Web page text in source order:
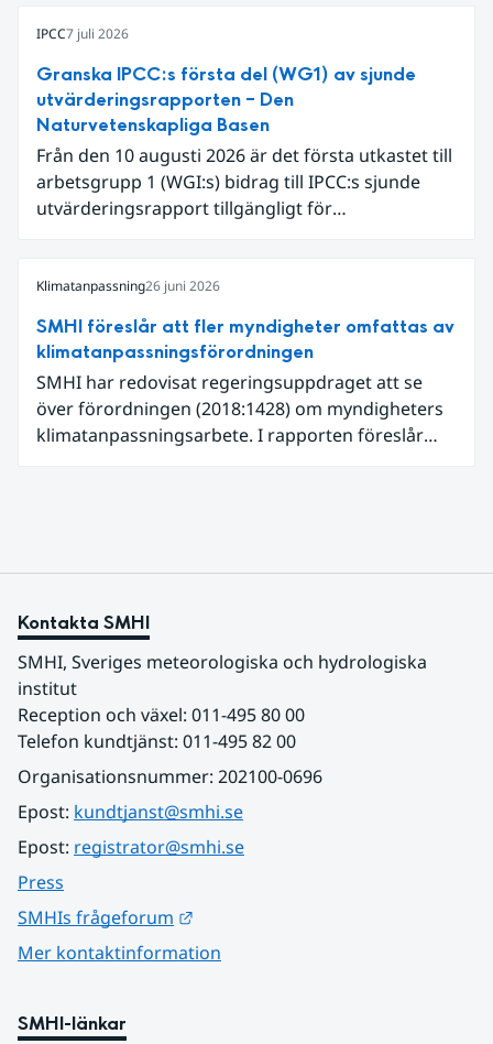
begränsar oss till Västeuropa var det den allra
varmaste juni. Detta betingades till stor del av en
extrem hetta i slutet av månaden. Världshavens
ytvattentemperaturer var den högsta som
uppmätts för en juni månad, vilket ligger i fas med
en framväxande El Niño i Stilla havet.
IPCC7 juli 2026
Granska IPCC:s första del (WG1) av sjunde
utvärderingsrapporten – Den
Naturvetenskapliga Basen
Från den 10 augusti 2026 är det första utkastet till
arbetsgrupp 1 (WGI:s) bidrag till IPCC:s sjunde
utvärderingsrapport tillgängligt för
Klimatanpassning26 juni 2026
SMHI föreslår att fler myndigheter omfattas av
klimatanpassningsförordningen
SMHI har redovisat regeringsuppdraget att se
över förordningen (2018:1428) om myndigheters
klimatanpassningsarbete. I rapporten föreslår
Kontakta SMHI
SMHI, Sveriges meteorologiska och hydrologiska
institut
Reception och växel: 011-495 80 00
Telefon kundtjänst: 011-495 82 00
Organisationsnummer: 202100-0696
Epost: kundtjanst@smhi.se
Epost: registrator@smhi.se
Press
SMHIs frågeforum
Mer kontaktinformation
SMHI-länkar